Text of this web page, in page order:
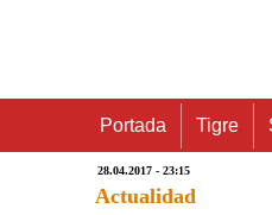
Portada Tigre
28.04.2017 - 23:15
Actualidad